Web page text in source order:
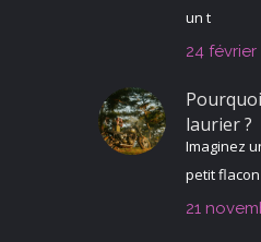
un t
24 février
laurier ?
Imaginez
petit
21